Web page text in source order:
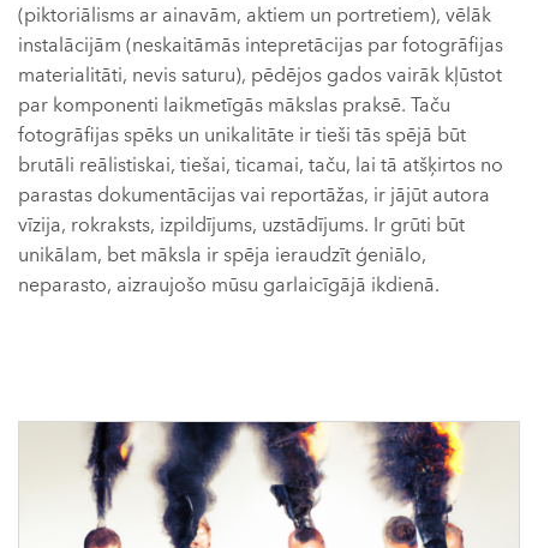
(piktoriālisms ar ainavām, aktiem un portretiem), vēlāk
instalācijām (neskaitāmās intepretācijas par fotogrāfijas
materialitāti, nevis saturu), pēdējos gados vairāk kļūstot
par komponenti laikmetīgās mākslas praksē. Taču
fotogrāfijas spēks un unikalitāte ir tieši tās spējā būt
brutāli reālistiskai, tiešai, ticamai, taču, lai tā atšķirtos no
parastas dokumentācijas vai reportāžas, ir jājūt autora
vīzija, rokraksts, izpildījums, uzstādījums. Ir grūti būt
unikālam, bet māksla ir spēja ieraudzīt ģeniālo,
neparasto, aizraujošo mūsu garlaicīgājā ikdienā.